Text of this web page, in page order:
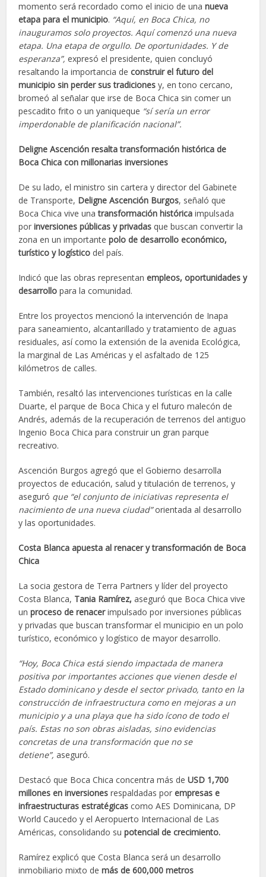
momento será recordado como el inicio de unanueva
etapa para el municipio. “Aquí, en Boca Chica, no
inauguramos solo proyectos. Aquí comenzó una nueva
etapa. Una etapa de orgullo. De oportunidades. Y de
esperanza”, expresó el presidente, quien concluyó
resaltando la importancia deconstruir el futuro del
municipio sin perder sus tradiciones y, en tono cercano,
bromeó al señalar que irse de Boca Chica sin comer un
pescadito frito o un yaniqueque “sí sería un error
imperdonable de planificación nacional”.
Deligne Ascención resalta transformación histórica de
Boca Chica con millonarias inversiones
De su lado, el ministro sin cartera y director del Gabinete
de Transporte, Deligne Ascención Burgos, señaló que
Boca Chica vive unatransformación histórica impulsada
porinversiones públicas y privadas que buscan convertir la
zona en un importantepolo de desarrollo económico,
turístico y logístico del país.
Indicó que las obras representanempleos, oportunidades y
desarrollopara la comunidad.
Entre los proyectos mencionó la intervención de Inapa
para saneamiento, alcantarillado y tratamiento de aguas
residuales, así como la extensión de la avenida Ecológica,
la marginal de Las Américas y el asfaltado de 125
kilómetros de calles.
También, resaltó las intervenciones turísticas en la calle
Duarte, el parque de Boca Chica y el futuro malecón de
Andrés, además de la recuperación de terrenos del antiguo
Ingenio Boca Chica para construir un gran parque
recreativo.
Ascención Burgos agregó que el Gobierno desarrolla
proyectos de educación, salud y titulación de terrenos, y
aseguró que “el conjunto de iniciativas representa el
nacimiento de una nueva ciudad”orientada al desarrollo
y las oportunidades.
Costa Blanca apuesta al renacer y transformación de Boca
Chica
La socia gestora de Terra Partners y líder del proyecto
Costa Blanca, Tania Ramírez, aseguró que Boca Chica vive
unproceso de renacerimpulsado por inversiones públicas
y privadas que buscan transformar el municipio en un polo
turístico, económico y logístico de mayor desarrollo.
“Hoy, Boca Chica está siendo impactada de manera
positiva por importantes acciones que vienen desde el
Estado dominicano y desde el sector privado, tanto en la
construcción de infraestructura como en mejoras a un
municipio y a una playa que ha sido ícono de todo el
país. Estas no son obras aisladas, sino evidencias
concretas de una transformación que no se
detiene”, aseguró.
Destacó que Boca Chica concentra más deUSD 1,700
millones en inversiones respaldadas porempresas e
infraestructuras estratégicas como AES Dominicana, DP
World Caucedo y el Aeropuerto Internacional de Las
Américas, consolidando supotencial de crecimiento.
Ramírez explicó que Costa Blanca será un desarrollo
inmobiliario mixto demás de 600,000 metros